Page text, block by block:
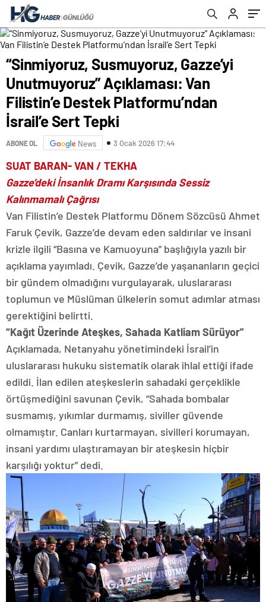
Destek Platformu’ndan İsrail’e Sert Tepki
“Sinmiyoruz, Susmuyoruz, Gazze’yi
Unutmuyoruz” Açıklaması: Van
Filistin’e Destek Platformu’ndan
İsrail’e Sert Tepki
ABONE OL News 3 Ocak 2026 17:44
SUAT BARAN- VAN / TEKHA
Gazze’deki İnsanlık Dramı Karşısında Sessiz
Kalınmamalı Çağrısı
Van Filistin’e Destek Platformu Dönem Sözcüsü Ahmet
Faruk Çevik, Gazze’de devam eden saldırılar ve insani
krizle ilgili “Basına ve Kamuoyuna” başlığıyla yazılı bir
açıklama yayımladı. Çevik, Gazze’de yaşananların geçici
bir gündem olmadığını vurgulayarak, uluslararası
toplumun ve Müslüman ülkelerin somut adımlar atması
gerektiğini belirtti.
“Kağıt Üzerinde Ateşkes, Sahada Katliam Sürüyor”
Açıklamada, Netanyahu yönetimindeki İsrail’in
uluslararası hukuku sistematik olarak ihlal ettiği ifade
edildi. İlan edilen ateşkeslerin sahadaki gerçeklikle
örtüşmediğini savunan Çevik, “Sahada bombalar
susmamış, yıkımlar durmamış, siviller güvende
olmamıştır. Canları kurtarmayan, sivilleri korumayan,
insani yardımı ulaştıramayan bir ateşkesin hiçbir
karşılığı yoktur” dedi.